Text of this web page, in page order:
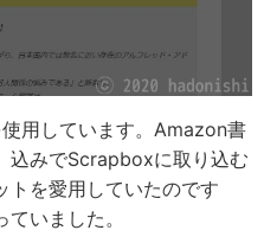
用しています。Amazon書
込みでScrapboxに取り込む
トを愛用していたのです
いました。